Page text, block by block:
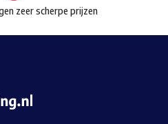
zeer scherpe prijzen